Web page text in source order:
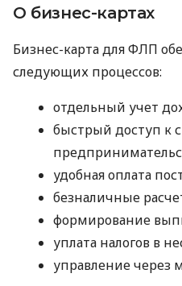
О бизнес-картах
Бизнес-карта для ФЛП
следующих процессов:
отдельный учет
быстрый доступ к
удобная оплата
безналичные
формирование
уплата налогов в
управление через